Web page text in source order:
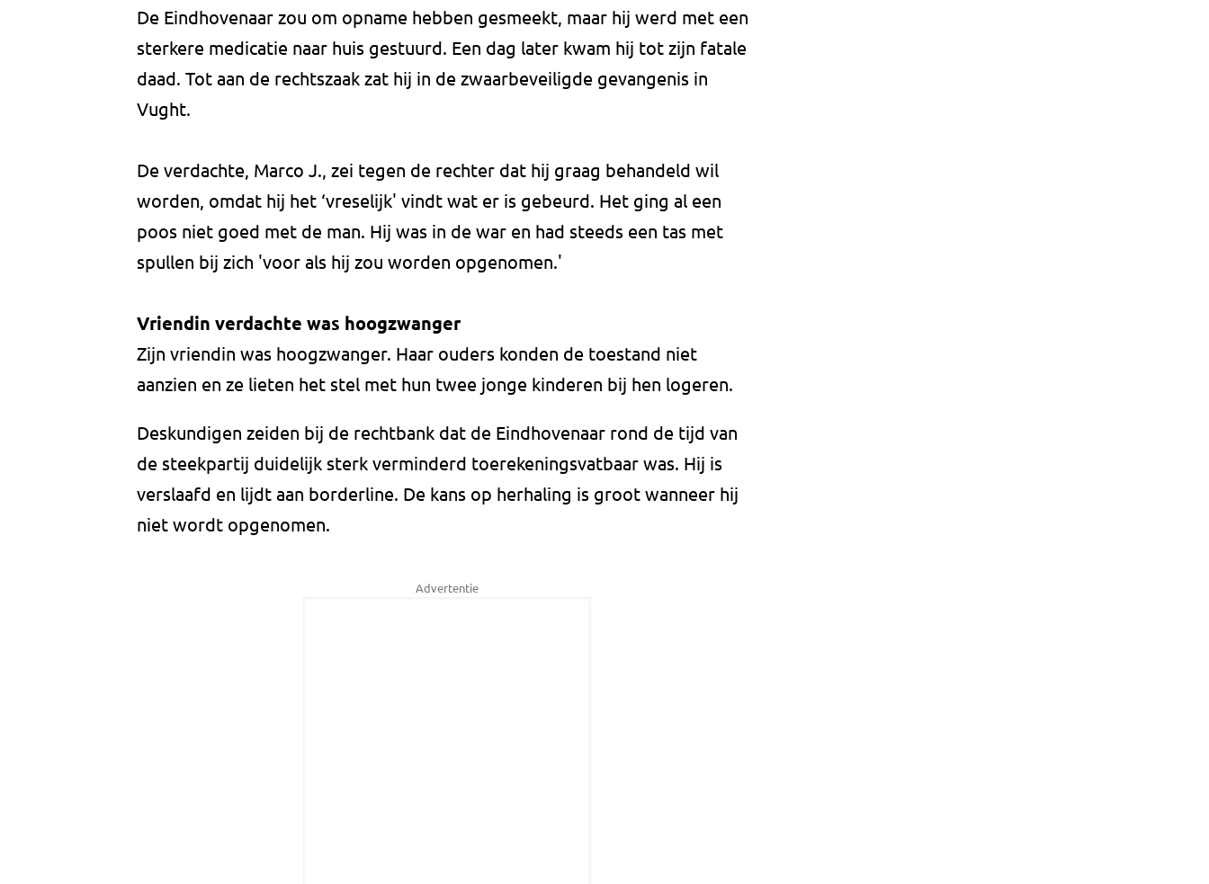
De Eindhovenaar zou om opname hebben gesmeekt, maar hij werd met een
sterkere medicatie naar huis gestuurd. Een dag later kwam hij tot zijn fatale
daad. Tot aan de rechtszaak zat hij in de zwaarbeveiligde gevangenis in
Vught.
De verdachte, Marco J., zei tegen de rechter dat hij graag behandeld wil
worden, omdat hij het ‘vreselijk' vindt wat er is gebeurd. Het ging al een
poos niet goed met de man. Hij was in de war en had steeds een tas met
spullen bij zich 'voor als hij zou worden opgenomen.'
Vriendin verdachte was hoogzwanger
Zijn vriendin was hoogzwanger. Haar ouders konden de toestand niet
aanzien en ze lieten het stel met hun twee jonge kinderen bij hen logeren.
Deskundigen zeiden bij de rechtbank dat de Eindhovenaar rond de tijd van
de steekpartij duidelijk sterk verminderd toerekeningsvatbaar was. Hij is
verslaafd en lijdt aan borderline. De kans op herhaling is groot wanneer hij
niet wordt opgenomen.
Advertentie